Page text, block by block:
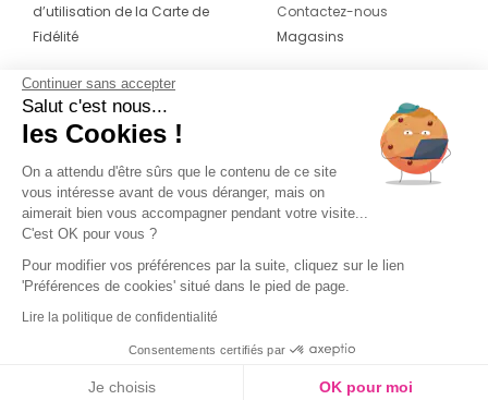
d’utilisation de la Carte de
Fidélité
Contactez-nous
Magasins
CONTACT
04 42 20 78 42
Du lundi au jeudi de 8h30 à 16h30 & le
vendredi de 8h30 à 15h30
Continuer sans accepter
Salut c'est nous...
les Cookies !
On a attendu d'être sûrs que le contenu de ce site
vous intéresse avant de vous déranger, mais on
aimerait bien vous accompagner pendant votre visite...
C'est OK pour vous ?
Pour modifier vos préférences par la suite, cliquez sur le lien
'Préférences de cookies' situé dans le pied de page.
Lire la politique de confidentialité
Consentements certifiés par
Je choisis OK pour moi